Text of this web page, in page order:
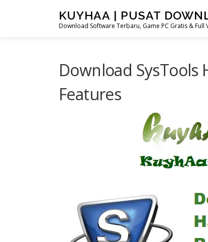
KUYHAA | PUSAT
Download Software Terbaru, Game PC Gratis & Full
Download SysTools
Features